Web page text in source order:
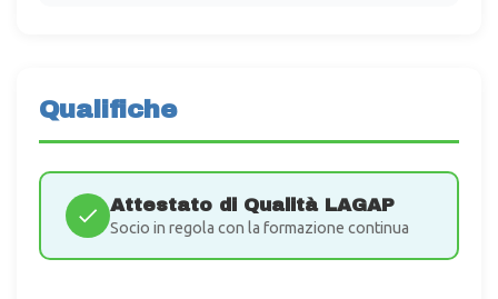
Qualifiche
Attestato di Qualità LAGAP
Socio in regola con la formazione continua